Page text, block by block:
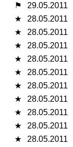
⚑
29.05.2011
★
28.05.2011
★
28.05.2011
★
28.05.2011
★
28.05.2011
★
28.05.2011
★
28.05.2011
★
28.05.2011
★
28.05.2011
★
28.05.2011
★
28.05.2011